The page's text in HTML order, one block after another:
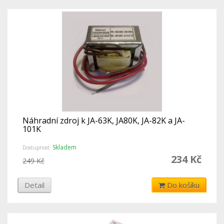
Náhradní zdroj k JA-63K, JA80K, JA-82K a JA-
101K
Dostupnost: Skladem
234 Kč
249 Kč
Detail Do košíku